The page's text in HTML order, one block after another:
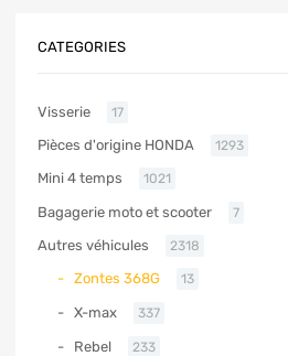
CATEGORIES
Visserie 17
Pièces d'origine HONDA 1293
Mini 4 temps 1021
Bagagerie moto et scooter 7
Autres véhicules 2318
Zontes 368G 13
X-max 337
Rebel 233